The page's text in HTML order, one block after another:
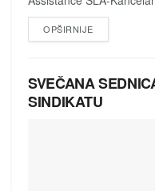
OPŠIRNIJEDETAILS
SVEČANA
SINDIKATU